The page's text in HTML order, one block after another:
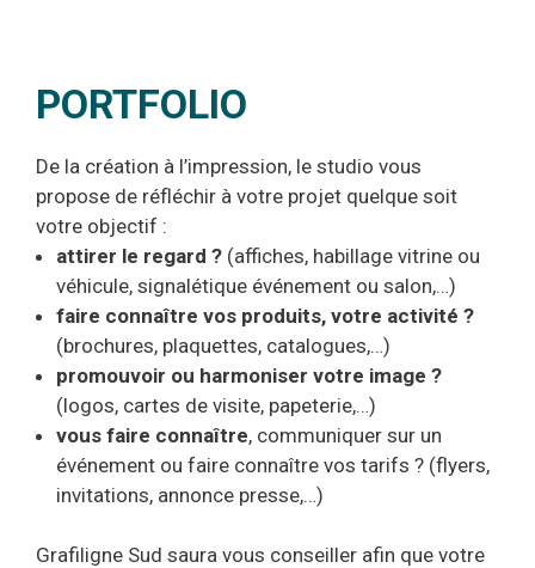
PORTFOLIO
De la création à l’impression, le studio vous
propose de réfléchir à votre projet quelque soit
votre objectif :
attirer le regard ? (affiches, habillage vitrine ou
véhicule, signalétique événement ou salon,…)
faire connaître vos produits, votre activité ?
(brochures, plaquettes, catalogues,…)
promouvoir ou harmoniser votre image ?
(logos, cartes de visite, papeterie,…)
vous faire connaître, communiquer sur un
événement ou faire connaître vos tarifs ? (flyers,
invitations, annonce presse,…)
Grafiligne Sud saura vous conseiller afin que votre